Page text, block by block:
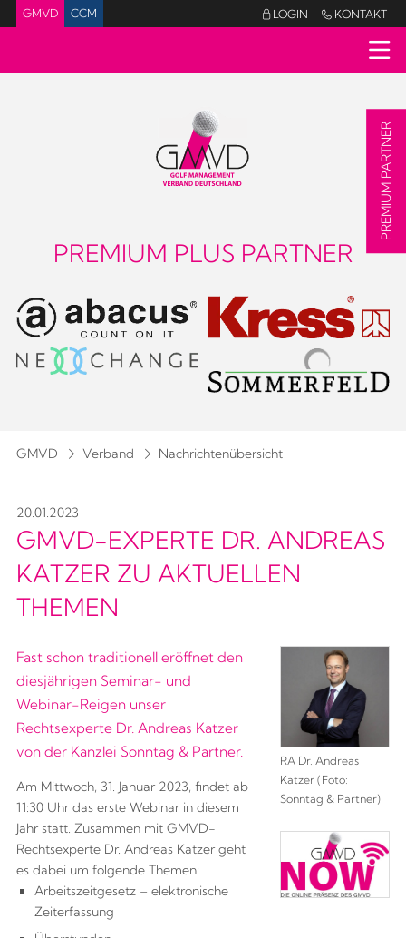
GMVD CCM LOGIN  KONTAKT
PREMIUM PLUS PARTNER
GMVD Verband Nachrichtenübersicht
20.01.2023
GMVD-EXPERTE DR. ANDREAS
KATZER ZU AKTUELLEN
THEMEN
Fast schon traditionell eröffnet den
diesjährigen Seminar- und
Webinar-Reigen unser
Rechtsexperte Dr. Andreas Katzer
von der Kanzlei Sonntag & Partner.
Am Mittwoch, 31. Januar 2023, findet ab
11:30 Uhr das erste Webinar in diesem
Jahr statt. Zusammen mit GMVD-
Rechtsexperte Dr. Andreas Katzer geht
es dabei um folgende Themen:
Arbeitszeitgesetz – elektronische
Zeiterfassung
RA Dr. Andreas
Katzer (Foto:
Sonntag & Partner)
PREMIUM PARTNER